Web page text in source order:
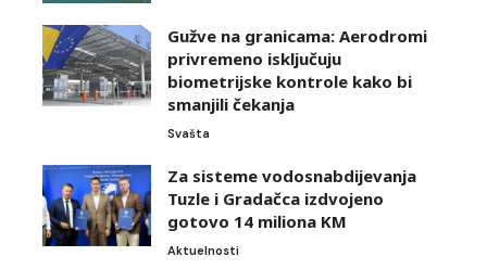
Gužve na granicama: Aerodromi
privremeno isključuju
biometrijske kontrole kako bi
smanjili čekanja
Svašta
Za sisteme vodosnabdijevanja
Tuzle i Gradačca izdvojeno
gotovo 14 miliona KM
Aktuelnosti